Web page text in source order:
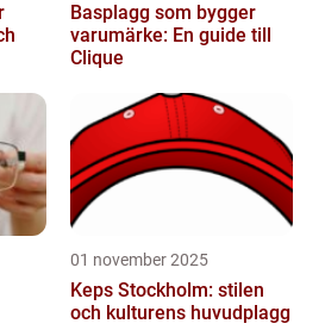
Basplagg som bygger
varumärke: En guide till
Clique
01 november 2025
Keps Stockholm: stilen
och kulturens huvudplagg